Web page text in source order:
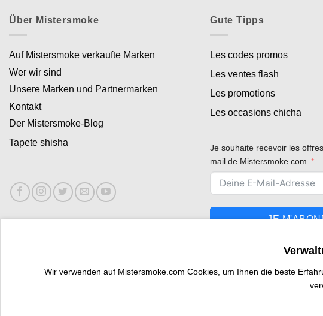
Über Mistersmoke
Auf Mistersmoke verkaufte Marken
Wer wir sind
Unsere Marken und Partnermarken
Kontakt
Der Mistersmoke-Blog
Tapete shisha
Gute Tipps
Les codes promos
Les ventes flash
Les promotions
Les occasions chicha
Je souhaite recevoir les
mail de Mistersmoke.com
JE
Wir verwenden auf Mistersmoke.com Cookies, um Ihnen die beste